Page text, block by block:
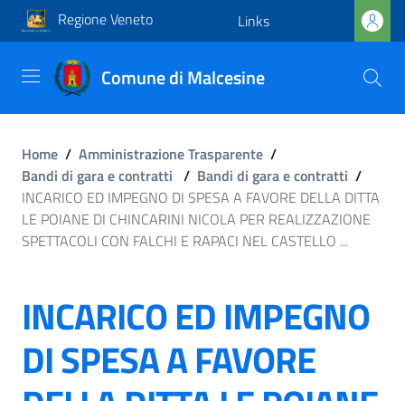
Regione Veneto Links
Comune di Malcesine
Home / Amministrazione Trasparente /
Bandi di gara e contratti / Bandi di gara e contratti /
INCARICO ED IMPEGNO DI SPESA A FAVORE DELLA DITTA
LE POIANE DI CHINCARINI NICOLA PER REALIZZAZIONE
SPETTACOLI CON FALCHI E RAPACI NEL CASTELLO ...
INCARICO ED IMPEGNO
DI SPESA A FAVORE